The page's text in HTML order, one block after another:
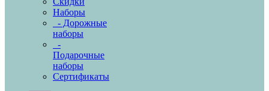
Наборы
- Дорожные
наборы
-
Подарочные
наборы
Сертификаты